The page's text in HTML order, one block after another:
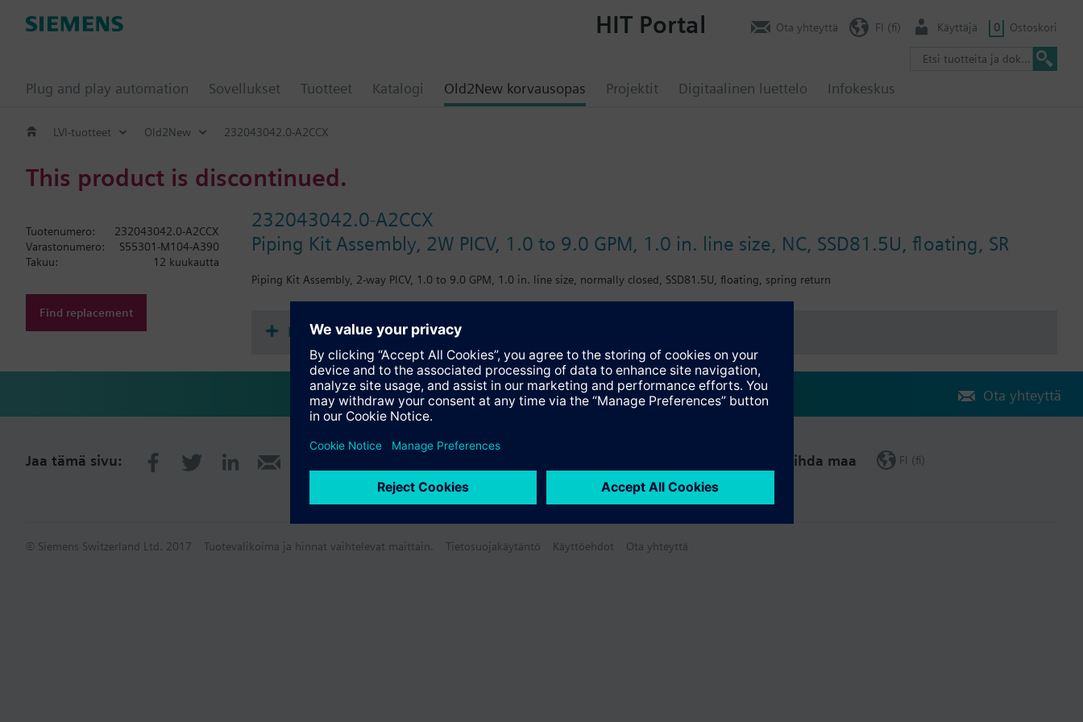
Plug and play automation Sovellukset Tuotteet Katalogi Old2New korvausopas Projektit Digitaalinen luettelo Infokeskus
HIT Portal Ota yhteyttä FI (fi) Käyttäjä 0 Ostoskori
LVI-tuotteet Old2New 232043042.0-A2CCX
This product is discontinued.
232043042.0-A2CCX
Piping Kit Assembly, 2W PICV, 1.0 to 9.0 GPM, 1.0 in. line size, NC, SSD81.5U, floating, SR
Piping Kit Assembly, 2-way PICV, 1.0 to 9.0 GPM, 1.0 in. line size, normally closed, SSD81.5U, floating, spring return
Tuotenumero:
232043042.0-A2CCX
Varastonumero:
S55301-M104-A390
Takuu:
12 kuukautta
Find replacement
Dokumentaatio
Ota yhteyttä
Jaa tämä sivu: Vaihda maa FI (fi)
© Siemens Switzerland Ltd. 2017 Tuotevalikoima ja hinnat vaihtelevat maittain. Tietosuojakäytäntö Käyttöehdot Ota yhteyttä